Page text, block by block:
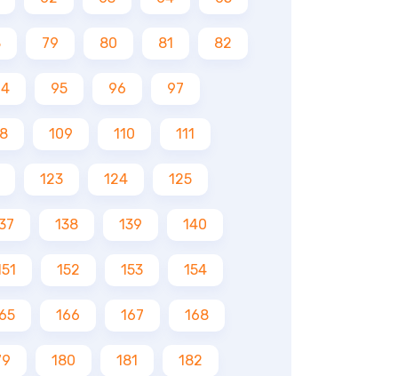
79 80 81 82
95 96 97
109 110 111
123 124 125
138 139 140
152 153 154
166 167 168
180 181 182